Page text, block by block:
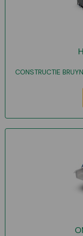
CONSTRUCTIE